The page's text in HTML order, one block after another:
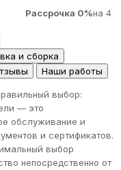
Рассрочка 0%на 4
и сборка
Наши работы
выбор:
— это
обслуживание и
и сертификатов.
выбор
непосредственно от